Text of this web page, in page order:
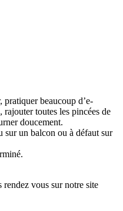
pratiquer beaucoup d’e-
toutes les pincées de
doucement.
sur un balcon ou à défaut sur
rendez vous sur notre site